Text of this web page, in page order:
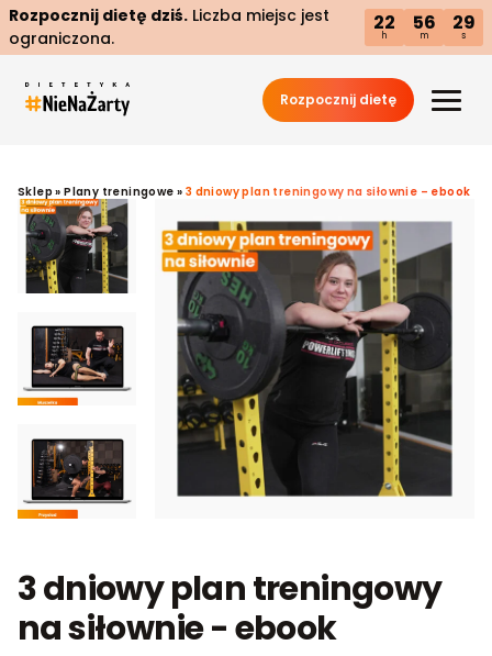
Rozpocznij dietę dziś. Liczba miejsc jest
ograniczona.
22
h
56
m
28
s
Rozpocznij dietę
Sklep »Plany treningowe » 3 dniowy plan treningowy na siłownie – ebook
3 dniowy plan treningowy
na siłownie - ebook